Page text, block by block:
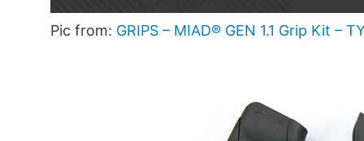
Pic from: GRIPS – MIAD® GEN 1.1 Grip Kit –